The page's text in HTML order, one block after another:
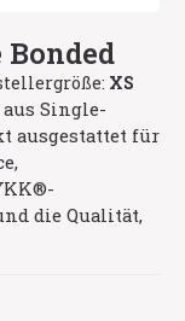
XS
Single-
ausgestattet für
die Qualität,